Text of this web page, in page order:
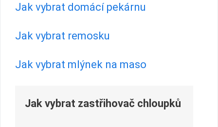
Jak vybrat domácí pekárnu
Jak vybrat remosku
Jak vybrat mlýnek na maso
chloupků